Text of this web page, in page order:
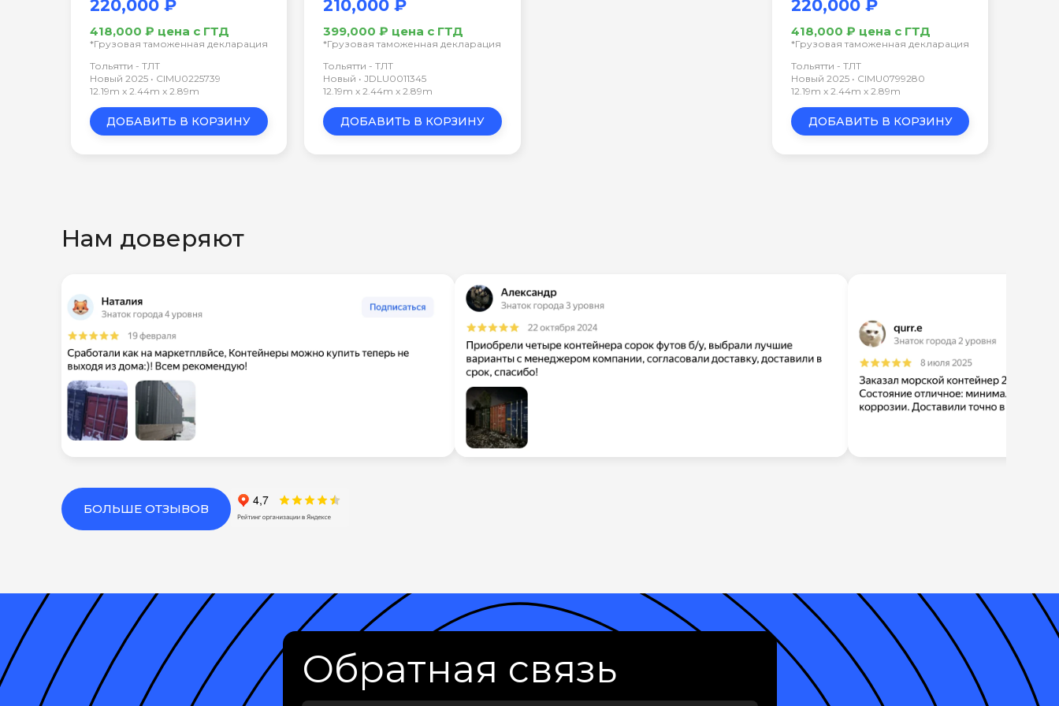
220,000 ₽
418,000 ₽ цена с ГТД
*Грузовая таможенная декларация
Тольятти - ТЛТ
Новый 2025 • CIMU0225739
12.19m x 2.44m x 2.89m
ДОБАВИТЬ В КОРЗИНУ
210,000 ₽
399,000 ₽ цена с ГТД
*Грузовая таможенная декларация
Тольятти - ТЛТ
Новый • JDLU0011345
12.19m x 2.44m x 2.89m
ДОБАВИТЬ В КОРЗИНУ
220,000 ₽
418,000 ₽ цена с ГТД
*Грузовая таможенная декларация
Тольятти - ТЛТ
Новый 2025 • CIMU0799280
12.19m x 2.44m x 2.89m
ДОБАВИТЬ В КОРЗИНУ
Нам доверяют
БОЛЬШЕ ОТЗЫВОВ
Обратная связь